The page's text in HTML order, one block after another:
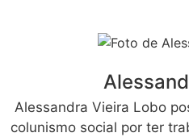
Alessandra Vieira Lobo
colunismo social por ter